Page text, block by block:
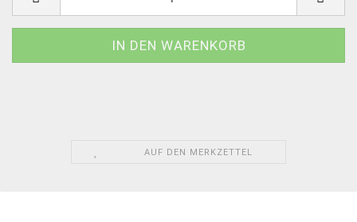
AUF DEN MERKZETTEL